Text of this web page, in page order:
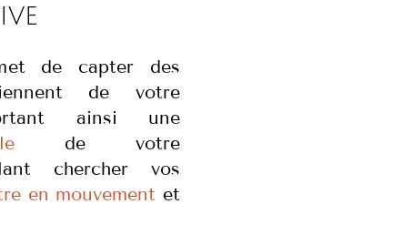
de capter des
de votre
ainsi une
de votre
chercher vos
en mouvement et